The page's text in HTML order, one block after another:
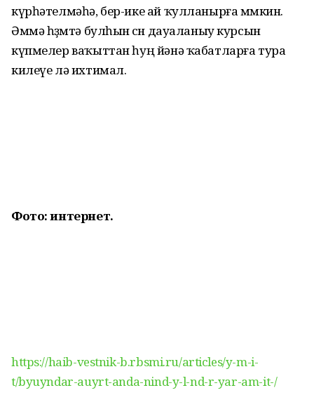
күрһәтелмәһә, бер-ике ай ҡулланырға мөмкин.
Әммә һөҙөмтә булһын өсөн дауаланыу курсын
күпмелер ваҡыттан һуң йәнә ҡабатларға тура
килеүе лә ихтимал.
Фото: интернет.
https://haib-vestnik-b.rbsmi.ru/articles/y-m-i-
t/byuyndar-auyrt-anda-nind-y-l-nd-r-yar-am-it-/